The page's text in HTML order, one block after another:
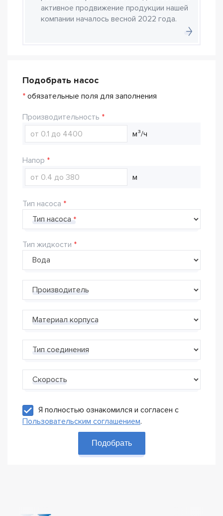
активное продвижение продукции нашей
компании началось весной 2022 года.
Подобрать насос
* обязательные поля для заполнения
Производительность
м³/ч
Напор
м
Тип насоса
Тип насоса
Тип жидкости
Производитель
Материал корпуса
Тип соединения
Скорость
Я полностью ознакомился и согласен с
Пользовательским соглашением.
Подобрать